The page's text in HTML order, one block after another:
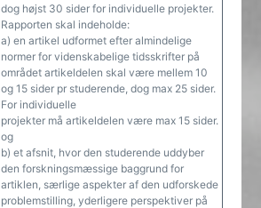
dog højst 30 sider for individuelle projekter.
Rapporten skal indeholde:
a) en artikel udformet efter almindelige
normer for videnskabelige tidsskrifter på
området artikeldelen skal være mellem 10
og 15 sider pr studerende, dog max 25 sider.
For individuelle
projekter må artikeldelen være max 15 sider.
og
b) et afsnit, hvor den studerende uddyber
den forskningsmæssige baggrund for
artiklen, særlige aspekter af den udforskede
problemstilling, yderligere perspektiver på